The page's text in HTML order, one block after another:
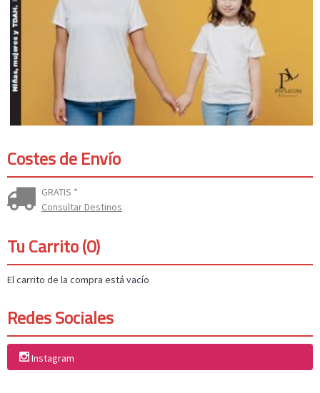
Costes de Envío
GRATIS *
Consultar Destinos
Tu Carrito (0)
El carrito de la compra está vacío
Redes Sociales
Instagram